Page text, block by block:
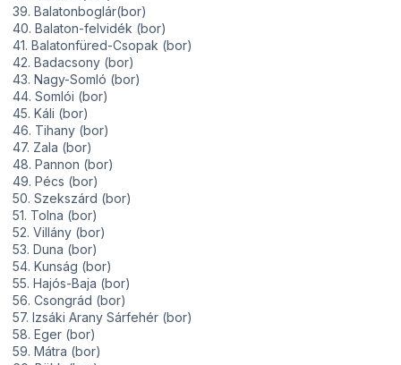
39. Balatonboglár(bor)
40. Balaton-felvidék (bor)
41. Balatonfüred-Csopak (bor)
42. Badacsony (bor)
43. Nagy-Somló (bor)
44. Somlói (bor)
45. Káli (bor)
46. Tihany (bor)
47. Zala (bor)
48. Pannon (bor)
49. Pécs (bor)
50. Szekszárd (bor)
51. Tolna (bor)
52. Villány (bor)
53. Duna (bor)
54. Kunság (bor)
55. Hajós-Baja (bor)
56. Csongrád (bor)
57. Izsáki Arany Sárfehér (bor)
58. Eger (bor)
59. Mátra (bor)